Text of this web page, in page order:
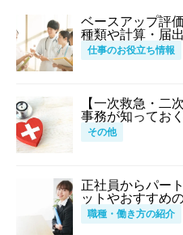
ベースアップ評
種類や計算・届
仕事のお役立ち情報
【一次救急・二
事務が知ってお
その他
正社員からパー
ットやおすすめ
職種・働き方の紹介